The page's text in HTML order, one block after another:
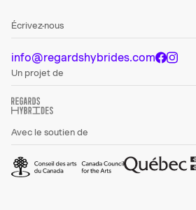
Écrivez-nous
info@regardshybrides.com
Un projet de
Avec le soutien de